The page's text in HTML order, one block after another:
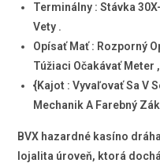
Terminálny : Stávka
Vety .
Opísať Mať : Rozporný
Túžiaci Očakávať Meter
{Kajot : Vyvaľovať Sa V
Mechanik A Farebný
BVX hazardné kasíno
lojalita úroveň, ktorá